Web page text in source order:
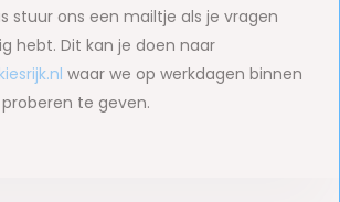
stuur ons een mailtje als je vragen
hebt. Dit kan je doen naar
waar we op werkdagen binnen
te geven.